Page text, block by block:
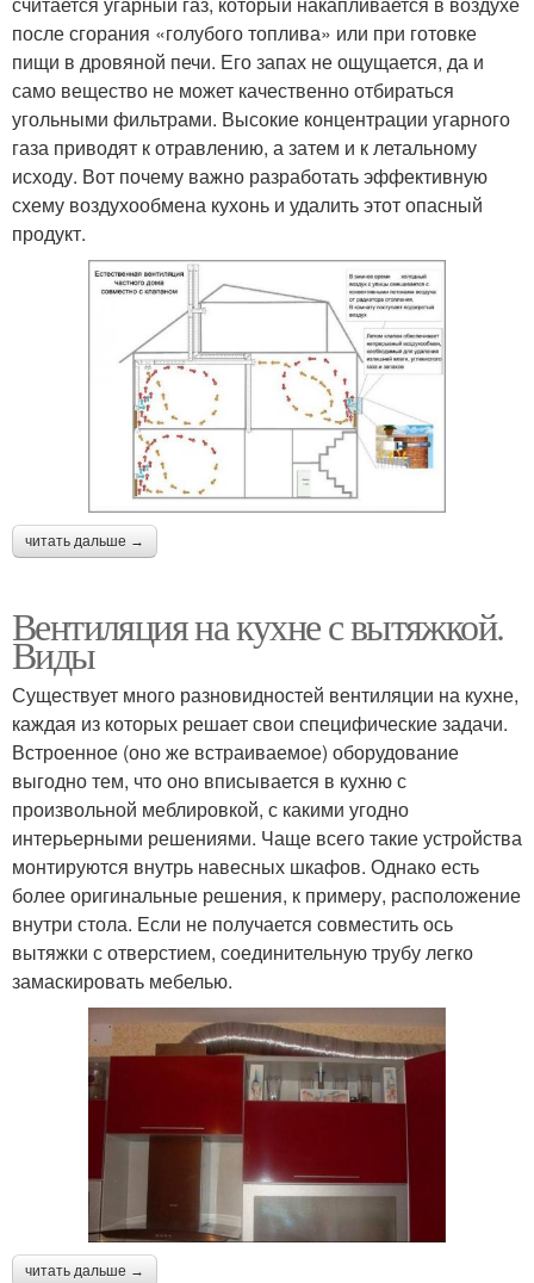
после сгорания «голубого топлива» или при готовке
пищи в дровяной печи. Его запах не ощущается, да и
само вещество не может качественно отбираться
угольными фильтрами. Высокие концентрации угарного
газа приводят к отравлению, а затем и к летальному
исходу. Вот почему важно разработать эффективную
схему воздухообмена кухонь и удалить этот опасный
продукт.
читать дальше →
Вентиляция на кухне с вытяжкой.
Виды
Существует много разновидностей вентиляции на кухне,
каждая из которых решает свои специфические задачи.
Встроенное (оно же встраиваемое) оборудование
выгодно тем, что оно вписывается в кухню с
произвольной меблировкой, с какими угодно
интерьерными решениями. Чаще всего такие устройства
монтируются внутрь навесных шкафов. Однако есть
более оригинальные решения, к примеру, расположение
внутри стола. Если не получается совместить ось
вытяжки с отверстием, соединительную трубу легко
замаскировать мебелью.
читать дальше →